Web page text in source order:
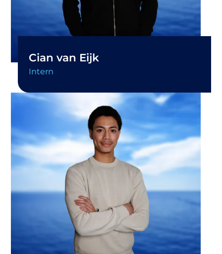
Cian van Eijk
Intern